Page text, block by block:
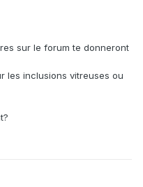
sur le forum te donneront
les inclusions vitreuses ou